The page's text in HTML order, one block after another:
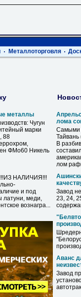
Металлоторговля
металлы
Чугун
марки
88
ФМо60 Никель
!!!ИЗ НАЛИЧИЯ!!!
и под
латуни, меди,
вознагра...
лома
Самыми
В
лом
Завод
23, 24,
Аванс
Завод